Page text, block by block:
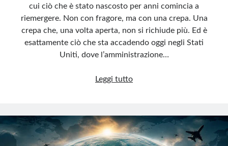
cui ciò che è stato nascosto per anni comincia a
riemergere. Non con fragore, ma con una crepa. Una
crepa che, una volta aperta, non si richiude più. Ed è
esattamente ciò che sta accadendo oggi negli Stati
Uniti, dove l’amministrazione…
Leggi tuttoI
dell’America